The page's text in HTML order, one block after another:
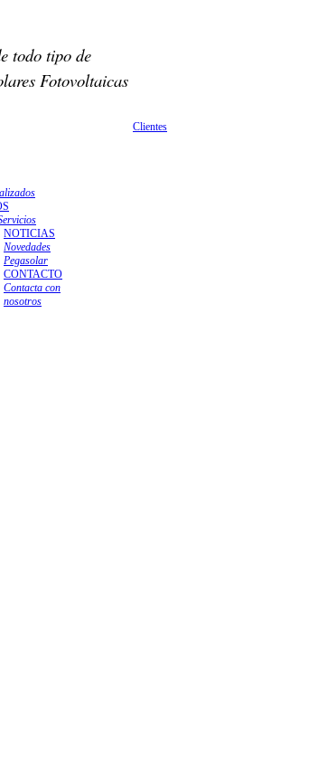
todo tipo de
Fotovoltaicas
NOTICIAS
Novedades
Pegasolar
CONTACTO
Contacta con
nosotros
Clientes